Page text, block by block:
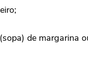
de margarina